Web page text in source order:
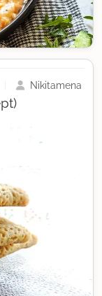
Nikitamena